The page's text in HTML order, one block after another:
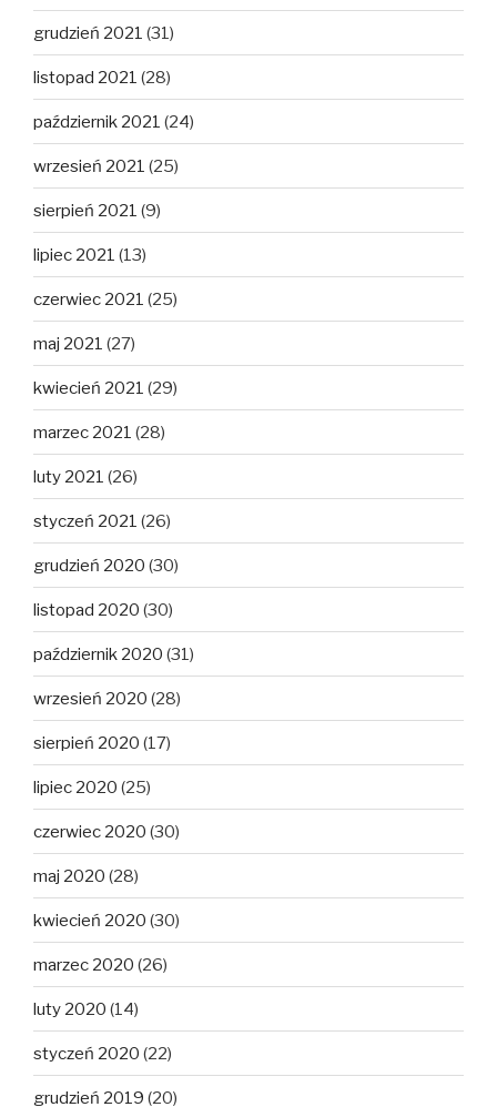
grudzień 2021 (31)
listopad 2021 (28)
październik 2021 (24)
wrzesień 2021 (25)
sierpień 2021 (9)
lipiec 2021 (13)
czerwiec 2021 (25)
maj 2021 (27)
kwiecień 2021 (29)
marzec 2021 (28)
luty 2021 (26)
styczeń 2021 (26)
grudzień 2020 (30)
listopad 2020 (30)
październik 2020 (31)
wrzesień 2020 (28)
sierpień 2020 (17)
lipiec 2020 (25)
czerwiec 2020 (30)
maj 2020 (28)
kwiecień 2020 (30)
marzec 2020 (26)
luty 2020 (14)
styczeń 2020 (22)
grudzień 2019 (20)